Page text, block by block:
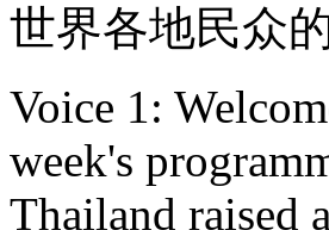
世界各地民众
Voice 1:
week's
Thailand raised